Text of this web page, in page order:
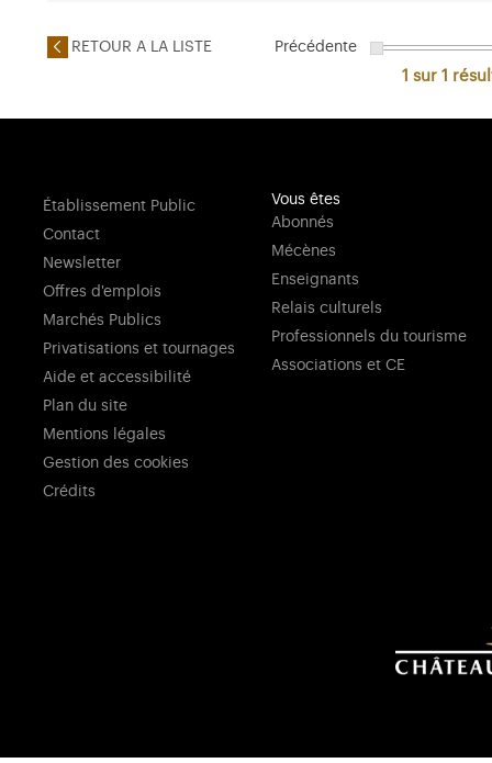
RETOUR A LA LISTE Précédente
1 sur 1
Établissement Public
Contact
Newsletter
Offres d'emplois
Marchés Publics
Privatisations et tournages
Aide et accessibilité
Plan du site
Mentions légales
Gestion des cookies
Crédits
Vous êtes
Abonnés
Mécènes
Enseignants
Relais culturels
Professionnels du tourisme
Associations et CE